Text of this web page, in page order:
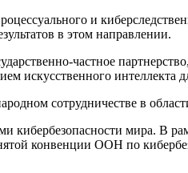
и
в этом направлении.
частное
искусственного
сотрудничестве в
кибербезопасности мира. В
конвенции ООН по